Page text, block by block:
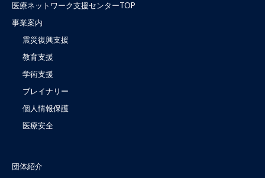
医療ネットワーク支援センターTOP
事業案内
震災復興支援
教育支援
学術支援
ブレイナリー
個人情報保護
医療安全
団体紹介